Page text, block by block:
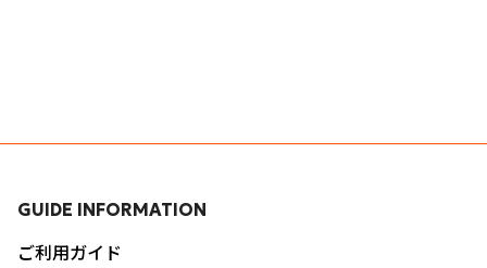
GUIDE INFORMATION
ご利用ガイド